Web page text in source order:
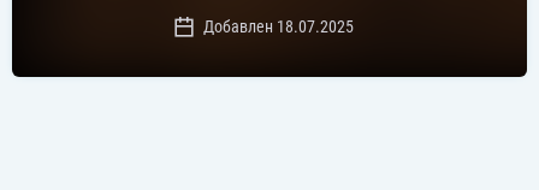
Добавлен 18.07.2025